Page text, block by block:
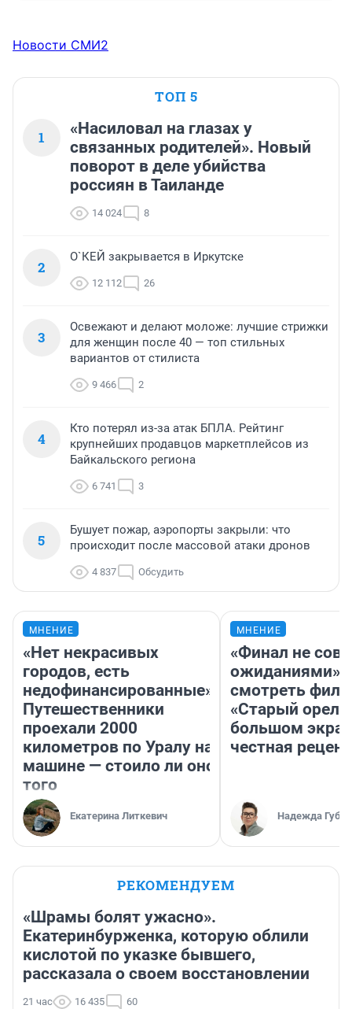
Новости СМИ2
ТОП 5
1
«Насиловал на глазах у
связанных родителей». Новый
поворот в деле убийства
россиян в Таиланде
14 024 8
2
О`КЕЙ закрывается в Иркутске
12 112 26
3
Освежают и делают моложе: лучшие стрижки
для женщин после 40 — топ стильных
вариантов от стилиста
9 466 2
4
Кто потерял из-за атак БПЛА. Рейтинг
крупнейших продавцов маркетплейсов из
Байкальского региона
6 741 3
5
Бушует пожар, аэропорты закрыли: что
происходит после массовой атаки дронов
4 837 Обсудить
МНЕНИЕ
«Нет некрасивых
городов, есть
недофинансированные».
Путешественники
проехали 2000
километров по Уралу на
машине — стоило ли оно
того
Екатерина Литкевич
МНЕНИЕ
«Финал не
ожиданиями»:
смотреть
«Старый орел»
большом
честная
Надежда
РЕКОМЕНДУЕМ
«Шрамы болят ужасно».
Екатеринбурженка, которую облили
кислотой по указке бывшего,
рассказала о своем восстановлении
21 час 16 435 60